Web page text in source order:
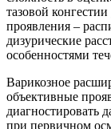
тазовой
проявления –
дизурические
особенностями
Варикозное
объективные
диагностировать
при первичном